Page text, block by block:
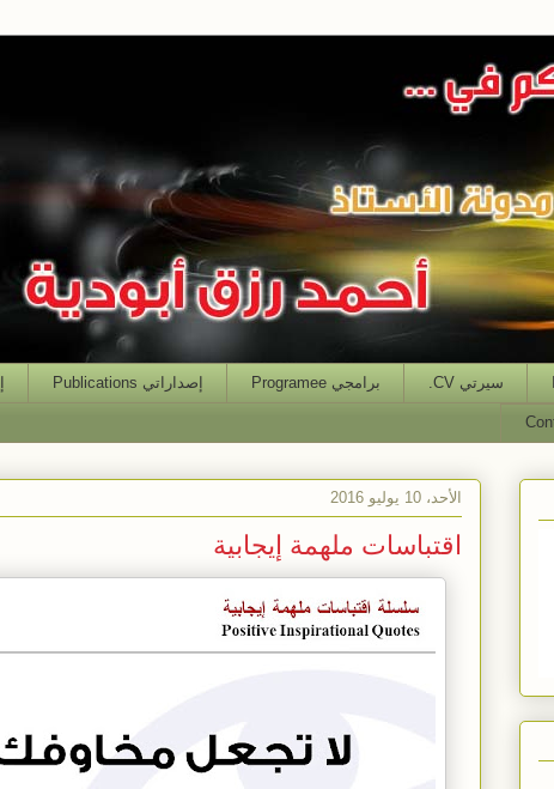
سيرتي CV. برامجي Programee إصداراتي Publications
الأحد، 10 يوليو 2016
اقتباسات ملهمة إيجابية